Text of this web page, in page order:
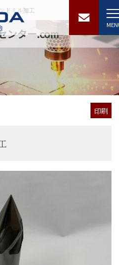
ドミル加工
ンター.com
印刷